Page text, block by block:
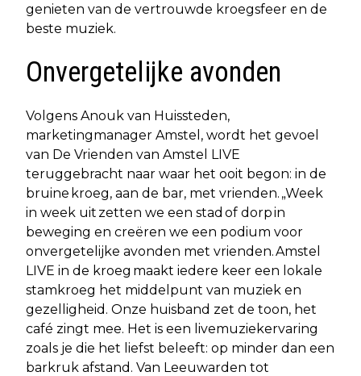
genieten van de vertrouwde kroegsfeer en de
beste muziek.
Onvergetelijke avonden
Volgens Anouk van Huissteden,
marketingmanager Amstel, wordt het gevoel
van De Vrienden van Amstel LIVE
teruggebracht naar waar het ooit begon: in de
bruine kroeg, aan de bar, met vrienden. „Week
in week uit zetten we een stad of dorp in
beweging en creëren we een podium voor
onvergetelijke avonden met vrienden. Amstel
LIVE in de kroeg maakt iedere keer een lokale
stamkroeg het middelpunt van muziek en
gezelligheid. Onze huisband zet de toon, het
café zingt mee. Het is een livemuziekervaring
zoals je die het liefst beleeft: op minder dan een
barkruk afstand. Van Leeuwarden tot